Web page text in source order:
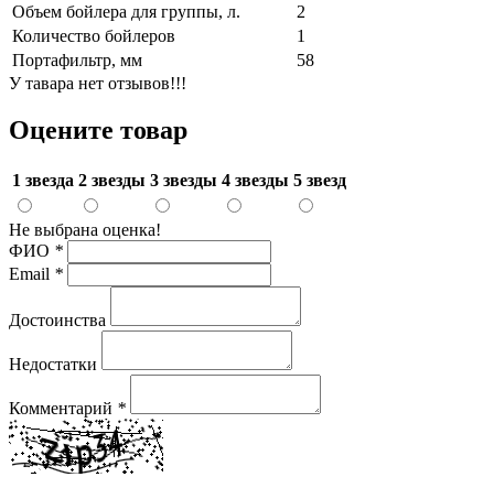
Объем бойлера для группы, л.
2
Количество бойлеров
1
Портафильтр, мм
58
У тавара нет отзывов!!!
Оцените товар
1 звезда 2 звезды 3 звезды 4 звезды 5 звезд
Не выбрана оценка!
ФИО *
Email *
Достоинства
Недостатки
Комментарий *